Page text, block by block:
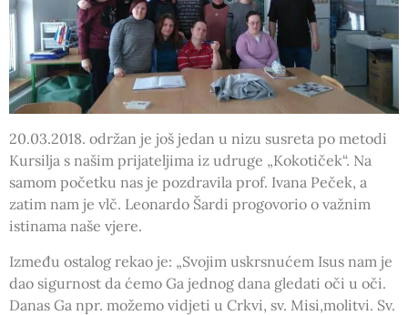
20.03.2018. održan je još jedan u nizu susreta po metodi
Kursilja s našim prijateljima iz udruge „Kokotiček“. Na
samom početku nas je pozdravila prof. Ivana Peček, a
zatim nam je vlč. Leonardo Šardi progovorio o važnim
istinama naše vjere.
Između ostalog rekao je: „Svojim uskrsnućem Isus nam je
dao sigurnost da ćemo Ga jednog dana gledati oči u oči.
Danas Ga npr. možemo vidjeti u Crkvi, sv. Misi,molitvi. Sv.